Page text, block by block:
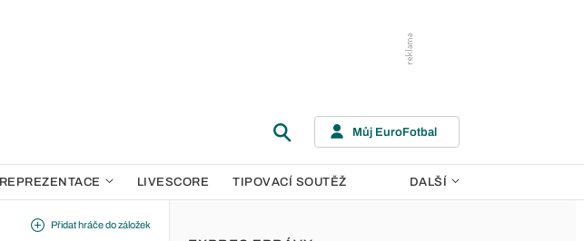
Můj EuroFotbal
REPREZENTACE LIVESCORE TIPOVACÍ SOUTĚŽ DALŠÍ
Přidat hráče do záložek